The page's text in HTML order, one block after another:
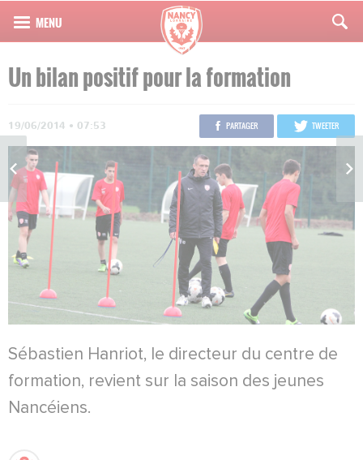
Un bilan positif pour la formation
19/06/2014 • 07:53 PARTAGER TWEETER
Sébastien Hanriot, le directeur du centre de
formation, revient sur la saison des jeunes
Nancéiens.